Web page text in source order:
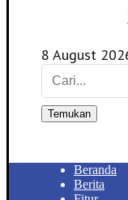
8 August
Temukan
Beranda
Berita